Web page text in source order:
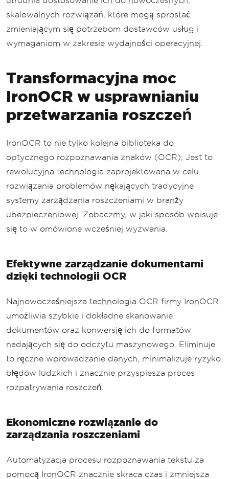
skalowalnych rozwiązań, które mogą sprostać
zmieniającym się potrzebom dostawców usług i
wymaganiom w zakresie wydajności operacyjnej.
Transformacyjna moc
IronOCR w usprawnianiu
przetwarzania roszczeń
IronOCR to nie tylko kolejna biblioteka do
optycznego rozpoznawania znaków (OCR); Jest to
rewolucyjna technologia zaprojektowana w celu
rozwiązania problemów nękających tradycyjne
systemy zarządzania roszczeniami w branży
ubezpieczeniowej. Zobaczmy, w jaki sposób wpisuje
się to w omówione wcześniej wyzwania.
Efektywne zarządzanie dokumentami
dzięki technologii OCR
Najnowocześniejsza technologia OCR firmy IronOCR
umożliwia szybkie i dokładne skanowanie
dokumentów oraz konwersję ich do formatów
nadających się do odczytu maszynowego. Eliminuje
to ręczne wprowadzanie danych, minimalizuje ryzyko
błędów ludzkich i znacznie przyspiesza proces
rozpatrywania roszczeń.
Ekonomiczne rozwiązanie do
zarządzania roszczeniami
Automatyzacja procesu rozpoznawania tekstu za
pomocą IronOCR znacznie skraca czas i zmniejsza